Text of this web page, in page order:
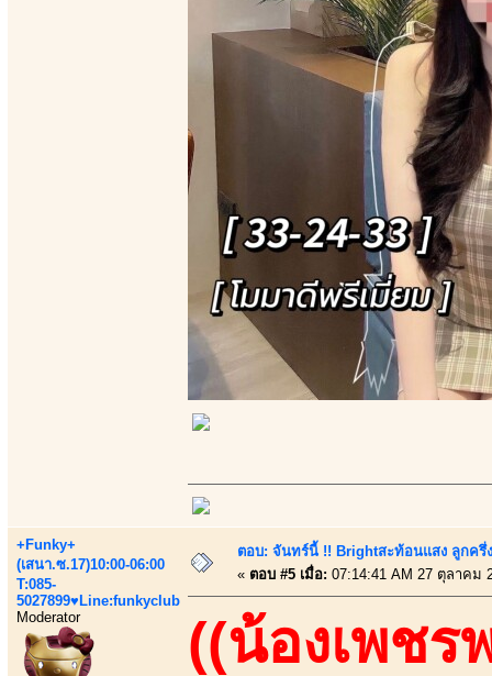
+Funky+
(เสนา.ซ.17)10:00-06:00
T:085-
5027899♥Line:funkyclub
Moderator
ตอบ: จันทร์นี้ !! Brightสะท้อนแสง ลูกครึ่
« ตอบ #5 เมื่อ: 07:14:41 AM 27 ตุลาคม
((น้องเพชร